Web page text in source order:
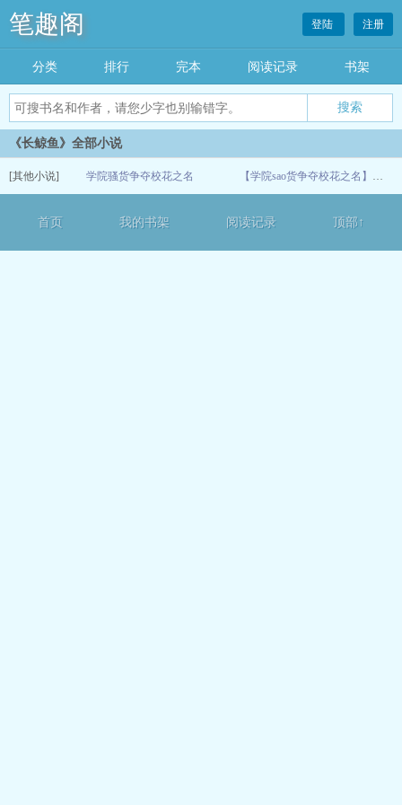
笔趣阁 登陆 注册
分类 排行 完本 阅读记录 书架
《长鲸鱼》全部小说
[其他小说] 学院骚货争夺校花之名 【学院sao货争夺校花之名】（1-6）
首页 我的书架 阅读记录 顶部↑